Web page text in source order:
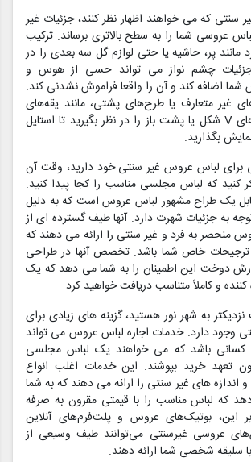
که می خواهند اظهار نظر کنند، جزئیات غیر
عروسی شما را به سطح بالاتری برساند. ترکیب
مانند پر، حاشیه یا حتی لوازم گل سه بعدی را در
جزئیات چشم نواز می تواند حسی از هوس و
شما اضافه کند و آن را واقعا فراموش نشدنی کند.
غیر متعارف یا طرح‌های پشتی، مانند یقه‌های
خارج از شانه، یقه‌های V شکل یا پشت باز را در نظر بگیرید تا استایل
بگذارید.
برای لباس عروس غیر سنتی خود دارید، وقت آن
کنید که لباس مجلسی مناسب را کجا پیدا کنید.
یک طراح مشهور لباس عروس است که به دلیل
به جزئیات شهرت دارد. آنها طیف گسترده ای از
منحصر به فرد و غیر سنتی را ارائه می دهند که
ترجیحات خاص شما باشد. تخصص آنها در طراحی
دوخت این اطمینان را به شما می دهد که یک
و کاملاً متناسب دریافت خواهید کرد.
نزدیکتر به شهر نور هستید، گزینه های زیادی برای
وجود دارد. خدمات اجاره لباس عروس می تواند
کسانی باشد که می خواهند یک لباس مجلسی
تعهد خرید بپوشند. این خدمات اغلب انواع
های غیر سنتی را ارائه می دهند که به شما
که لباس مناسب را با قیمتی مقرون به صرفه
بر این، بوتیک‌های عروس و پلت‌فرم‌های آنلاین
عروسی غیرسنتی می‌توانند طیف وسیعی از
سلیقه شخصی شما ارائه دهند.